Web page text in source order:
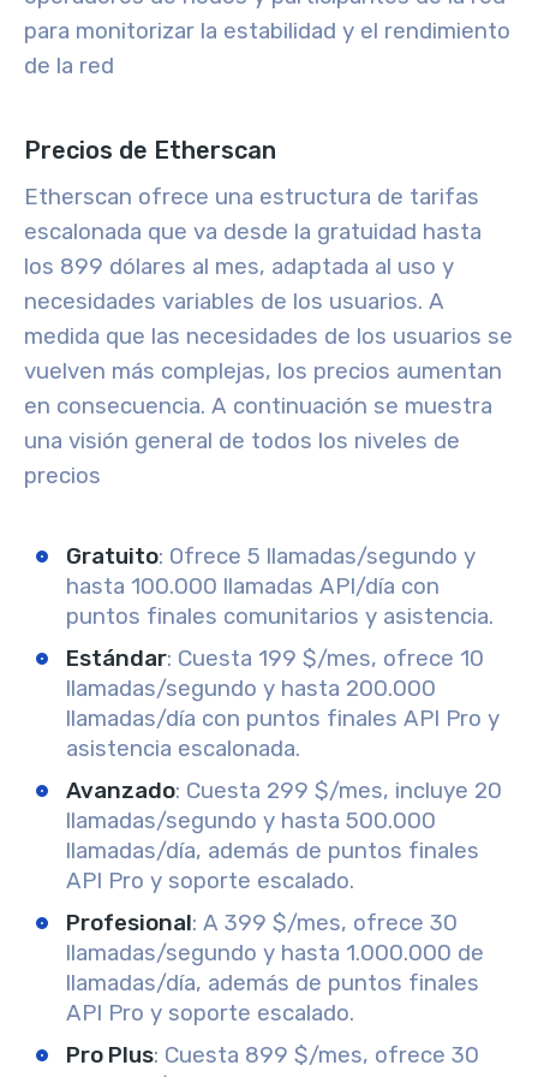
para monitorizar la estabilidad y el rendimiento
de la red
Precios de Etherscan
Etherscan ofrece una estructura de tarifas
escalonada que va desde la gratuidad hasta
los 899 dólares al mes, adaptada al uso y
necesidades variables de los usuarios. A
medida que las necesidades de los usuarios se
vuelven más complejas, los precios aumentan
en consecuencia. A continuación se muestra
una visión general de todos los niveles de
precios
Gratuito: Ofrece 5 llamadas/segundo y
hasta 100.000 llamadas API/día con
puntos finales comunitarios y asistencia.
Estándar: Cuesta 199 $/mes, ofrece 10
llamadas/segundo y hasta 200.000
llamadas/día con puntos finales API Pro y
asistencia escalonada.
Avanzado: Cuesta 299 $/mes, incluye 20
llamadas/segundo y hasta 500.000
llamadas/día, además de puntos finales
API Pro y soporte escalado.
Profesional: A 399 $/mes, ofrece 30
llamadas/segundo y hasta 1.000.000 de
llamadas/día, además de puntos finales
API Pro y soporte escalado.
Pro Plus: Cuesta 899 $/mes, ofrece 30